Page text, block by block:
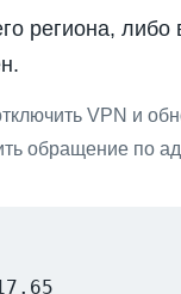
региона, либо
VPN и
обращение по